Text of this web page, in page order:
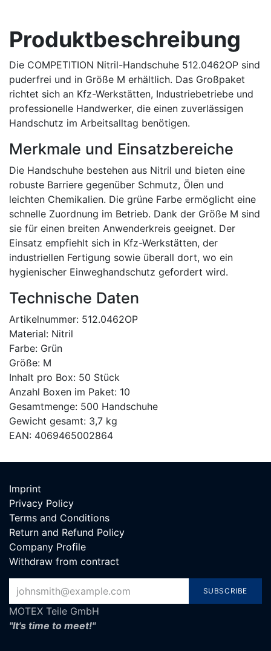
Produktbeschreibung
Die COMPETITION Nitril-Handschuhe 512.0462OP sind
puderfrei und in Größe M erhältlich. Das Großpaket
richtet sich an Kfz-Werkstätten, Industriebetriebe und
professionelle Handwerker, die einen zuverlässigen
Handschutz im Arbeitsalltag benötigen.
Merkmale und Einsatzbereiche
Die Handschuhe bestehen aus Nitril und bieten eine
robuste Barriere gegenüber Schmutz, Ölen und
leichten Chemikalien. Die grüne Farbe ermöglicht eine
schnelle Zuordnung im Betrieb. Dank der Größe M sind
sie für einen breiten Anwenderkreis geeignet. Der
Einsatz empfiehlt sich in Kfz-Werkstätten, der
industriellen Fertigung sowie überall dort, wo ein
hygienischer Einweghandschutz gefordert wird.
Technische Daten
Artikelnummer: 512.0462OP
Material: Nitril
Farbe: Grün
Größe: M
Inhalt pro Box: 50 Stück
Anzahl Boxen im Paket: 10
Gesamtmenge: 500 Handschuhe
Gewicht gesamt: 3,7 kg
EAN: 4069465002864
Imp​rint
Privacy Policy
Terms and Conditions
Return and Refund Policy
Company Profile
Withdraw from contract
SUBSCRIBE
MOTEX Teile GmbH
"It's time to meet!"